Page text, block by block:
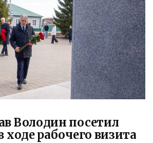
Володин посетил
ходе рабочего визита